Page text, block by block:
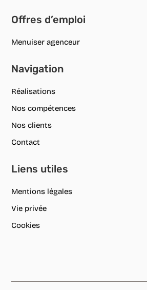
Offres d’emploi
Menuiser agenceur
Navigation
Réalisations
Nos compétences
Nos clients
Contact
Liens utiles
Mentions légales
Vie privée
Cookies